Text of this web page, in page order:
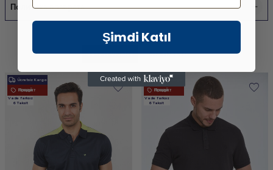
Политика возврата
Benzer Ürünler Son Bakılanlar
Ücretsiz Kargo
Новый Продукт
Vade farksız
6 Taksit
Ücretsiz Kargo
Новый Продукт
Vade farksız
6 Taksit
Şimdi Katıl